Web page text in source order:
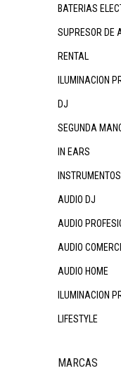
BATERIAS
SUPRESOR DE
RENTAL
ILUMINACION
DJ
SEGUNDA
IN EARS
AUDIO DJ
AUDIO
AUDIO
AUDIO HOME
ILUMINACION
LIFESTYLE
MARCAS